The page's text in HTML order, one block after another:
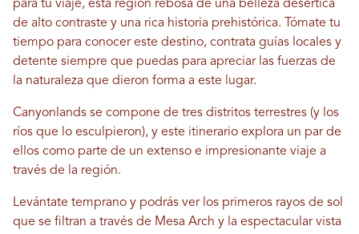
para tu viaje, esta región rebosa de una belleza desértica
de alto contraste y una rica historia prehistórica. Tómate tu
tiempo para conocer este destino, contrata guías locales y
detente siempre que puedas para apreciar las fuerzas de
la naturaleza que dieron forma a este lugar.
Canyonlands se compone de tres distritos terrestres (y los
ríos que lo esculpieron), y este itinerario explora un par de
ellos como parte de un extenso e impresionante viaje a
través de la región.
Levántate temprano y podrás ver los primeros rayos de sol
que se filtran a través de Mesa Arch y la espectacular vista